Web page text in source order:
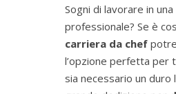
Sogni di lavorare in una
professionale? Se è
carriera da chef
l’opzione perfetta per
sia necessario un duro